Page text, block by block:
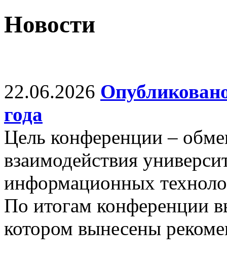
Новости
22.06.2026
года
Цель конференции –
взаимодействия
информационных
По итогам конференции
котором вынесены